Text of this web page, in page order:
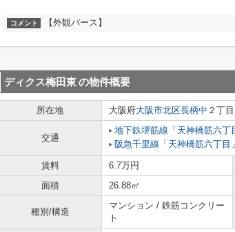
コメント 【外観パース】
ディクス梅田東の物件概要
所在地 大阪府大阪市北区長柄中 ２丁目
交通
地下鉄堺筋線 「 天神橋筋六丁
阪急千里線 「 天神橋筋六丁目
賃料 6.7万円
面積
26.88㎡
種別/構造
マンション / 鉄筋コンクリー
ト